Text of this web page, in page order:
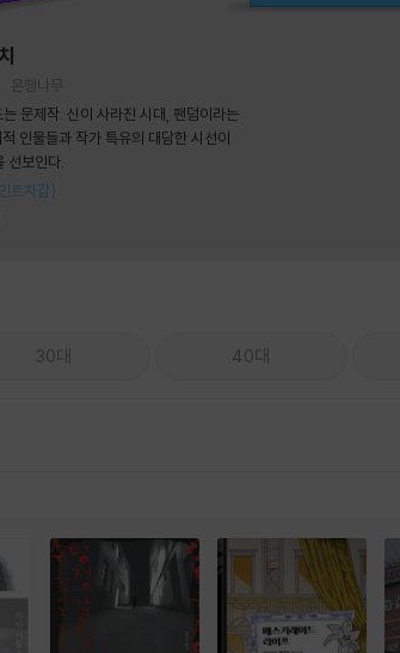
은행나무
문제작. 신이 사라진 시대, 팬덤이라는
인물들과 작가 특유의 대담한 시선이
선보인다.
트차감)
30대 40대